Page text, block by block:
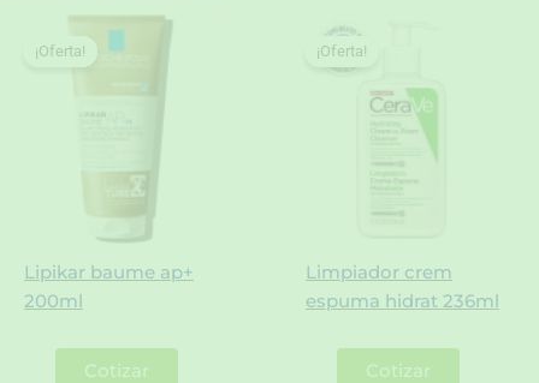
¡Oferta!
Lipikar baume ap+
200ml
¡Oferta!
Cotizar
¡Oferta!
Limpiador crem
espuma hidrat 236ml
¡Oferta!
Cotizar